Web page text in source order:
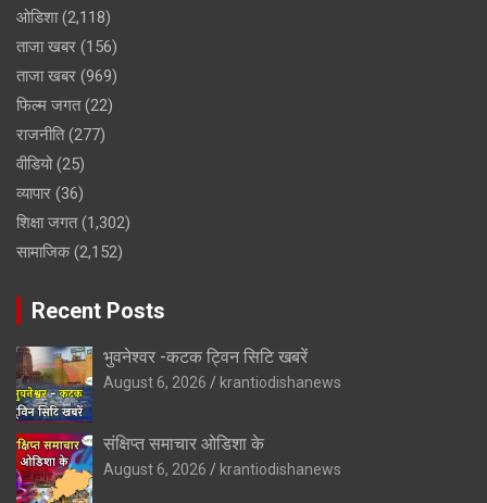
ओडिशा(2,118)
ताजा खबर (156)
ताजा खबर (969)
फिल्म जगत(22)
राजनीति(277)
वीडियो(25)
व्यापार (36)
शिक्षा जगत(1,302)
सामाजिक(2,152)
Recent Posts
भुवनेश्वर -कटक ट्विन सिटि खबरें
August 6, 2026 krantiodishanews
संक्षिप्त समाचार ओडिशा के
August 6, 2026 krantiodishanews